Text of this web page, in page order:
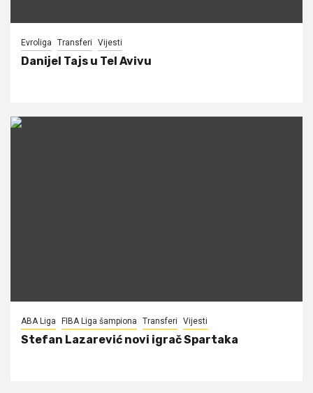
Evroliga Transferi Vijesti
Danijel Tajs u Tel Avivu
ABA Liga FIBA Liga šampiona Transferi Vijesti
Stefan Lazarević novi igrač Spartaka